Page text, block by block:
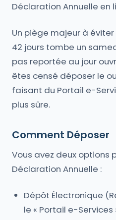
Déclaration Annuelle en
Un piège majeur à
42 jours tombe un
pas reportée au jour
êtes censé déposer le
faisant du Portail e-
plus sûre.
Comment Déposer
Vous avez deux options
Déclaration Annuelle :
Dépôt Électronique
le « Portail e-Services